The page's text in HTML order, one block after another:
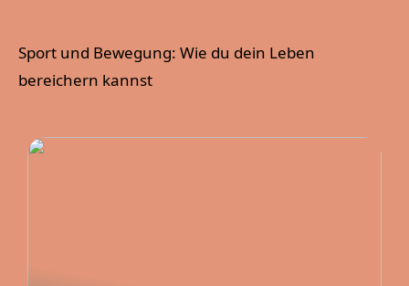
Sport und Bewegung: Wie du dein Leben
bereichern kannst